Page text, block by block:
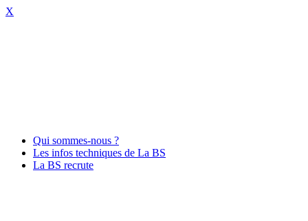
X
Qui sommes-nous ?
Les infos techniques de La BS
La BS recrute